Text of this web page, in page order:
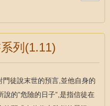
列(1.11)
徒說末世的預言,並他自身的
的”危險的日子”,是指信徒在